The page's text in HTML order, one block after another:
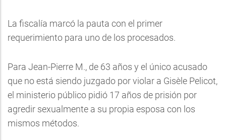
La fiscalía marcó la pauta con el primer
requerimiento para uno de los procesados.
Para Jean-Pierre M., de 63 años y el único acusado
que no está siendo juzgado por violar a Gisèle Pelicot,
el ministerio público pidió 17 años de prisión por
agredir sexualmente a su propia esposa con los
mismos métodos.